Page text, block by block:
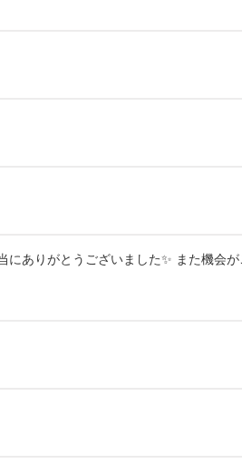
ありがとうございました✨ また機会